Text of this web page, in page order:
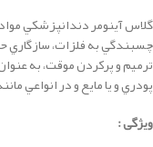
گلاس آينومر دندانپزشكي
چسبندگي به فلزات، سازگاري
ترميم و پركردن موقت، به
پودري و يا مايع و در انواعي
ویژگی :